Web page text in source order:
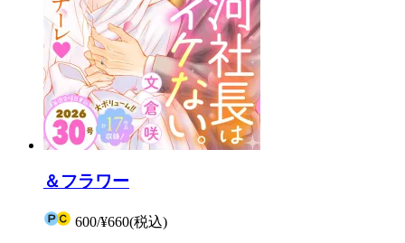
＆フラワー
600/¥660(税込)